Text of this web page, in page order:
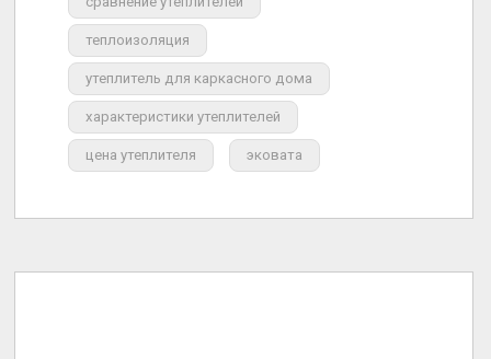
теплоизоляция
утеплитель для каркасного дома
характеристики утеплителей
цена утеплителя эковата